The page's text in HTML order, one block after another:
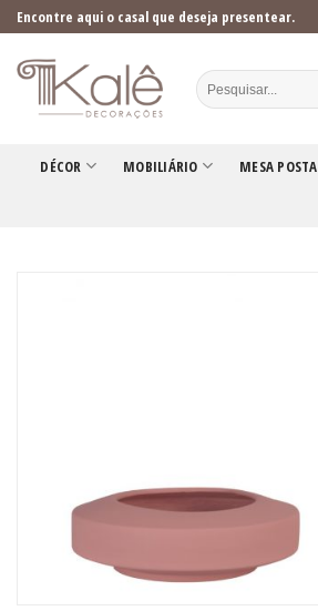
Skip
to
content
Encontre aqui o casal que deseja presentear.
DÉCOR MOBILIÁRIO MESA POSTA